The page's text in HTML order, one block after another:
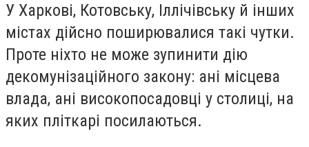
У Харкові, Котовську, Іллічівську й інших
містах дійсно поширювалися такі чутки.
Проте ніхто не може зупинити дію
декомунізаційного закону: ані місцева
влада, ані високопосадовці у столиці, на
яких пліткарі посилаються.